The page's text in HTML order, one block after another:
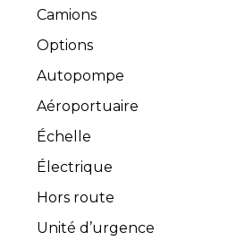
Camions
Options
Autopompe
Aéroportuaire
Échelle
Électrique
Hors route
Unité d’urgence